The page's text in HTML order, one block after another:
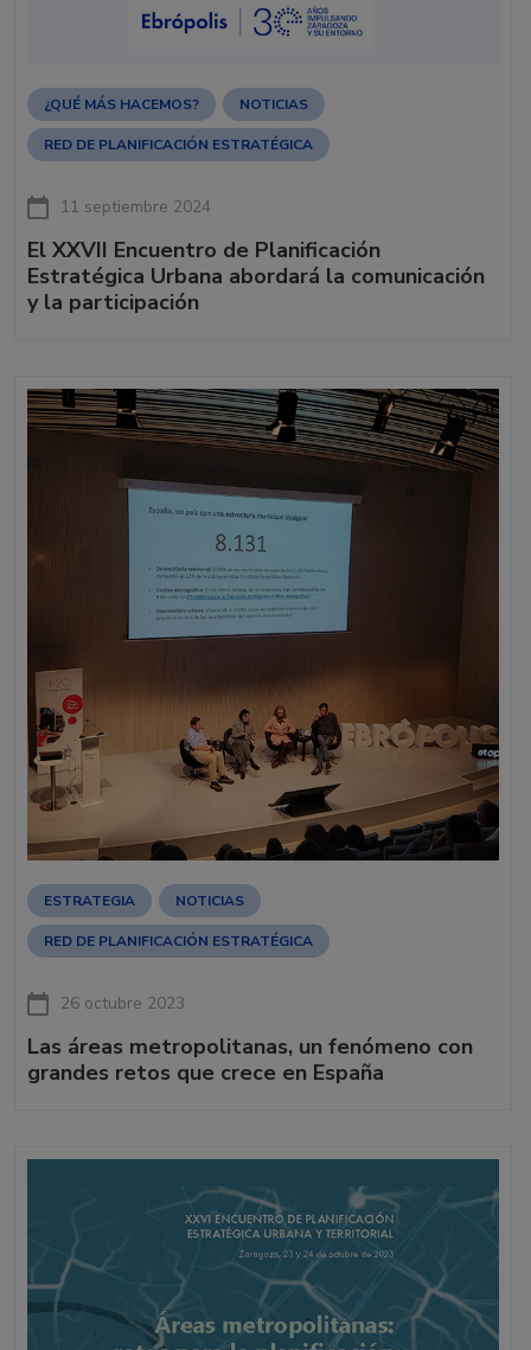
¿QUÉ MÁS HACEMOS? NOTICIAS
RED DE PLANIFICACIÓN ESTRATÉGICA
11 septiembre 2024
El XXVII Encuentro de Planificación
Estratégica Urbana abordará la comunicación
y la participación
ESTRATEGIA NOTICIAS
RED DE PLANIFICACIÓN ESTRATÉGICA
26 octubre 2023
Las áreas metropolitanas, un fenómeno con
grandes retos que crece en España